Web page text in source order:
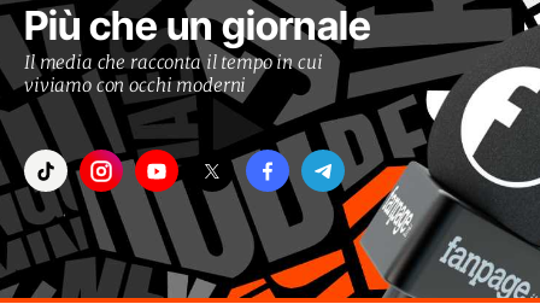
Più che un giornale
Il media che racconta il tempo in cui
viviamo con occhi moderni